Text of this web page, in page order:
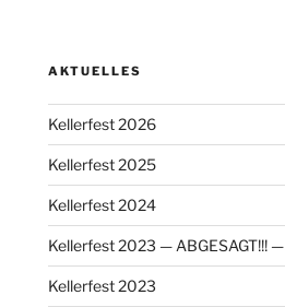
AKTUELLES
Kellerfest 2026
Kellerfest 2025
Kellerfest 2024
Kellerfest 2023 — ABGESAGT!!! —
Kellerfest 2023